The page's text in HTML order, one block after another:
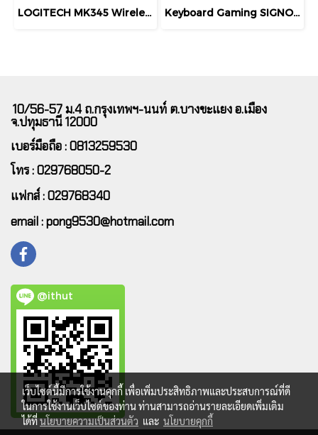
LOGITECH MK345 Wireless Combo KEYBOARD & MOUSE (คีย์ไทย-อังกฤษ) คีย์บอร์ดและเมาส์ไร้สาย ประกัน 1 ปี Keyboard Gaming SIGNO E-Sport NUZZON KB-751 Wireless Mechanical การเชื่อมต่อ 3 โหมด รองรับสาย USB-C, ไร้สาย 2.4GHz และ Bluetooth 5.0
10/56-57 ม.4 ถ.กรุงเทพฯ-นนท์ ต.บางขะแยง อ.เมือง
จ.ปทุมธานี 12000
เบอร์มือถือ : 0813259530
โทร : 029768050-2
แฟกส์ : 029768340
email : pong9530@hotmail.com
@ithut
เว็บไซต์นี้มีการใช้งานคุกกี้ เพื่อเพิ่มประสิทธิภาพและประสบการณ์ที่ดี
ในการใช้งานเว็บไซต์ของท่าน ท่านสามารถอ่านรายละเอียดเพิ่มเติม
ได้ที่นโยบายความเป็นส่วนตัว และ นโยบายคุกกี้